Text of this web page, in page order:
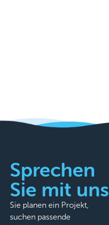
Sprechen
Sie mit uns
Sie planen ein Projekt,
suchen passende